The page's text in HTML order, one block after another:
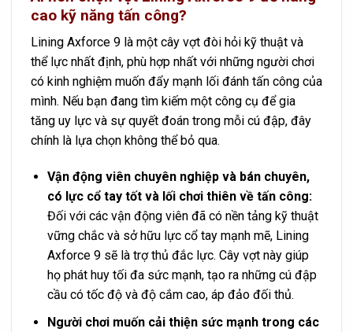
cao kỹ năng tấn công?
Lining Axforce 9 là một cây vợt đòi hỏi kỹ thuật và
thể lực nhất định, phù hợp nhất với những người chơi
có kinh nghiệm muốn đẩy mạnh lối đánh tấn công của
mình. Nếu bạn đang tìm kiếm một công cụ để gia
tăng uy lực và sự quyết đoán trong mỗi cú đập, đây
chính là lựa chọn không thể bỏ qua.
Vận động viên chuyên nghiệp và bán chuyên,
có lực cổ tay tốt và lối chơi thiên về tấn công:
Đối với các vận động viên đã có nền tảng kỹ thuật
vững chắc và sở hữu lực cổ tay mạnh mẽ, Lining
Axforce 9 sẽ là trợ thủ đắc lực. Cây vợt này giúp
họ phát huy tối đa sức mạnh, tạo ra những cú đập
cầu có tốc độ và độ cắm cao, áp đảo đối thủ.
Người chơi muốn cải thiện sức mạnh trong các